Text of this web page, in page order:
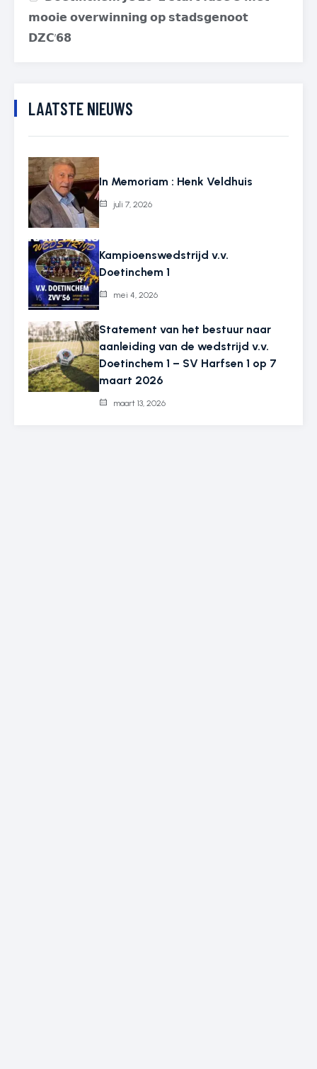
𝗺𝗼𝗼𝗶𝗲 𝗼𝘃𝗲𝗿𝘄𝗶𝗻𝗻𝗶𝗻𝗴 𝗼𝗽 𝘀𝘁𝗮𝗱𝘀𝗴𝗲𝗻𝗼𝗼𝘁
𝗗𝗭𝗖’𝟲𝟴
LAATSTE NIEUWS
In Memoriam : Henk Veldhuis
juli 7, 2026
Kampioenswedstrijd v.v.
Doetinchem 1
mei 4, 2026
Statement van het bestuur naar
aanleiding van de wedstrijd v.v.
Doetinchem 1 – SV Harfsen 1 op 7
maart 2026
maart 13, 2026